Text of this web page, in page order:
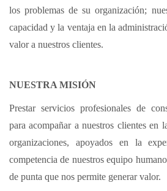
los problemas de su organización;
capacidad y la ventaja en la
valor a nuestros clientes.
NUESTRA MISIÓN
Prestar servicios profesionales de
para acompañar a nuestros clientes en
organizaciones, apoyados en la
competencia de nuestros equipo
de punta que nos permite generar valor.